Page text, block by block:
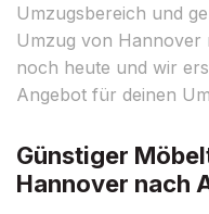
Umzugsbereich und
Umzug von Hannover
noch heute und wir
Angebot für deinen
Günstiger
Hannover nach